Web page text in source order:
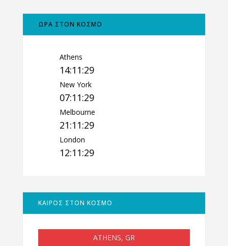
ΩΡΑ ΣΤΟΝ ΚΟΣΜΟ
Athens
14:11:30
New York
07:11:30
Melbourne
21:11:30
London
12:11:30
ΚΑΙΡΟΣ ΣΤΟΝ ΚΟΣΜΟ
ATHENS, GR